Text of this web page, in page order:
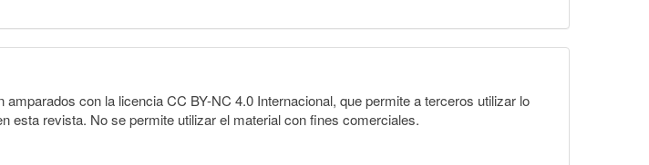
con la licencia CC BY-NC 4.0 Internacional, que permite a terceros utilizar lo
esta revista. No se permite utilizar el material con fines comerciales.